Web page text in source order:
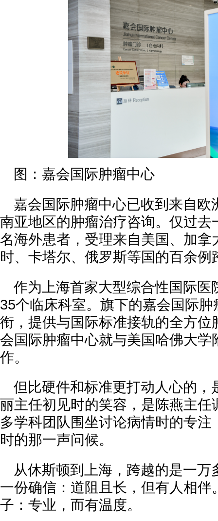
图：嘉会国际肿瘤中心
嘉会国际肿瘤中心已收到来自
南亚地区的肿瘤治疗咨询。仅过
名海外患者，受理来自美国、加
时、卡塔尔、俄罗斯等国的百余例
作为上海首家大型综合性国际
35个临床科室。旗下的嘉会国际
衔，提供与国际标准接轨的全方
会国际肿瘤中心就与美国哈佛大
作。
但比硬件和标准更打动人心的
丽主任初见时的笑容，是陈燕主
多学科团队围坐讨论病情时的专
时的那一声问候。
从休斯顿到上海，跨越的是一
一份确信：道阻且长，但有人相
子：专业，而有温度。